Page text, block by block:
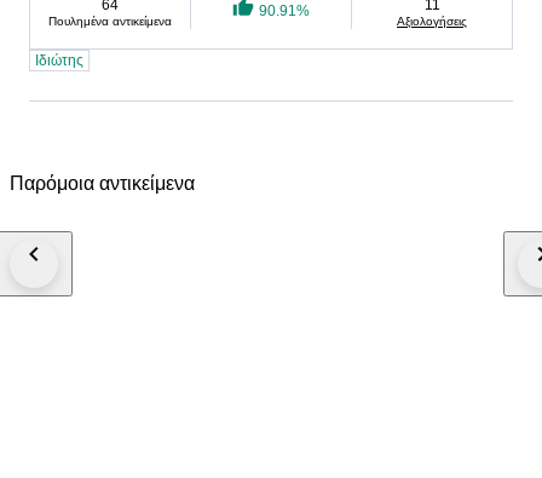
64
Πουλημένα αντικείμενα
90.91% 11
Αξιολογήσεις
Ιδιώτης
Παρόμοια αντικείμενα